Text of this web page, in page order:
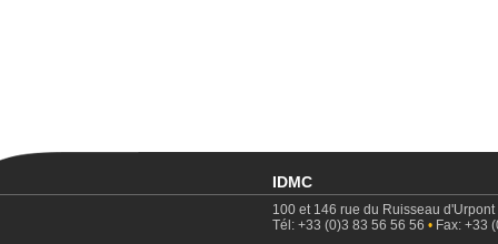
IDMC
100 et 146 rue du Ruisseau d'Urpont
Tél: +33 (0)3 83 56 56 56 • Fax: +33